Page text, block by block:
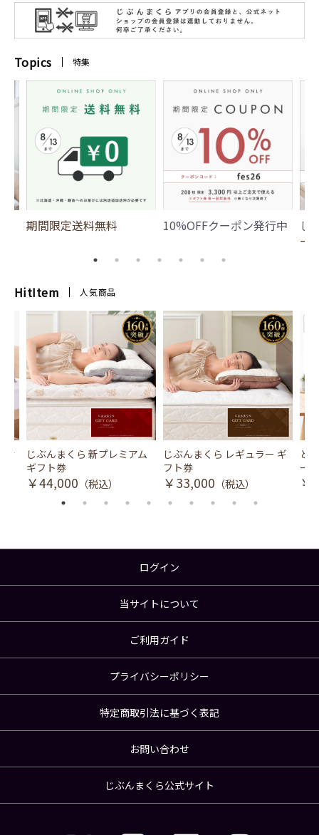
Topics 特集
期間限定送料無料 10%OFFクーポン発行中
じ
ー
HitItem 人気商品
冷
じぶんまくら 新プレミアム
ギフト券
￥44,000 （税込）
じぶんまくら レギュラー ギ
フト券
￥33,000 （税込）
と
ース
￥
ログイン
当サイトについて
ご利用ガイド
プライバシーポリシー
特定商取引法に基づく表記
お問い合わせ
じぶんまくら公式サイト